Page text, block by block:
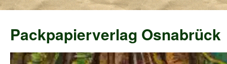
Packpapierverlag Osnabrück